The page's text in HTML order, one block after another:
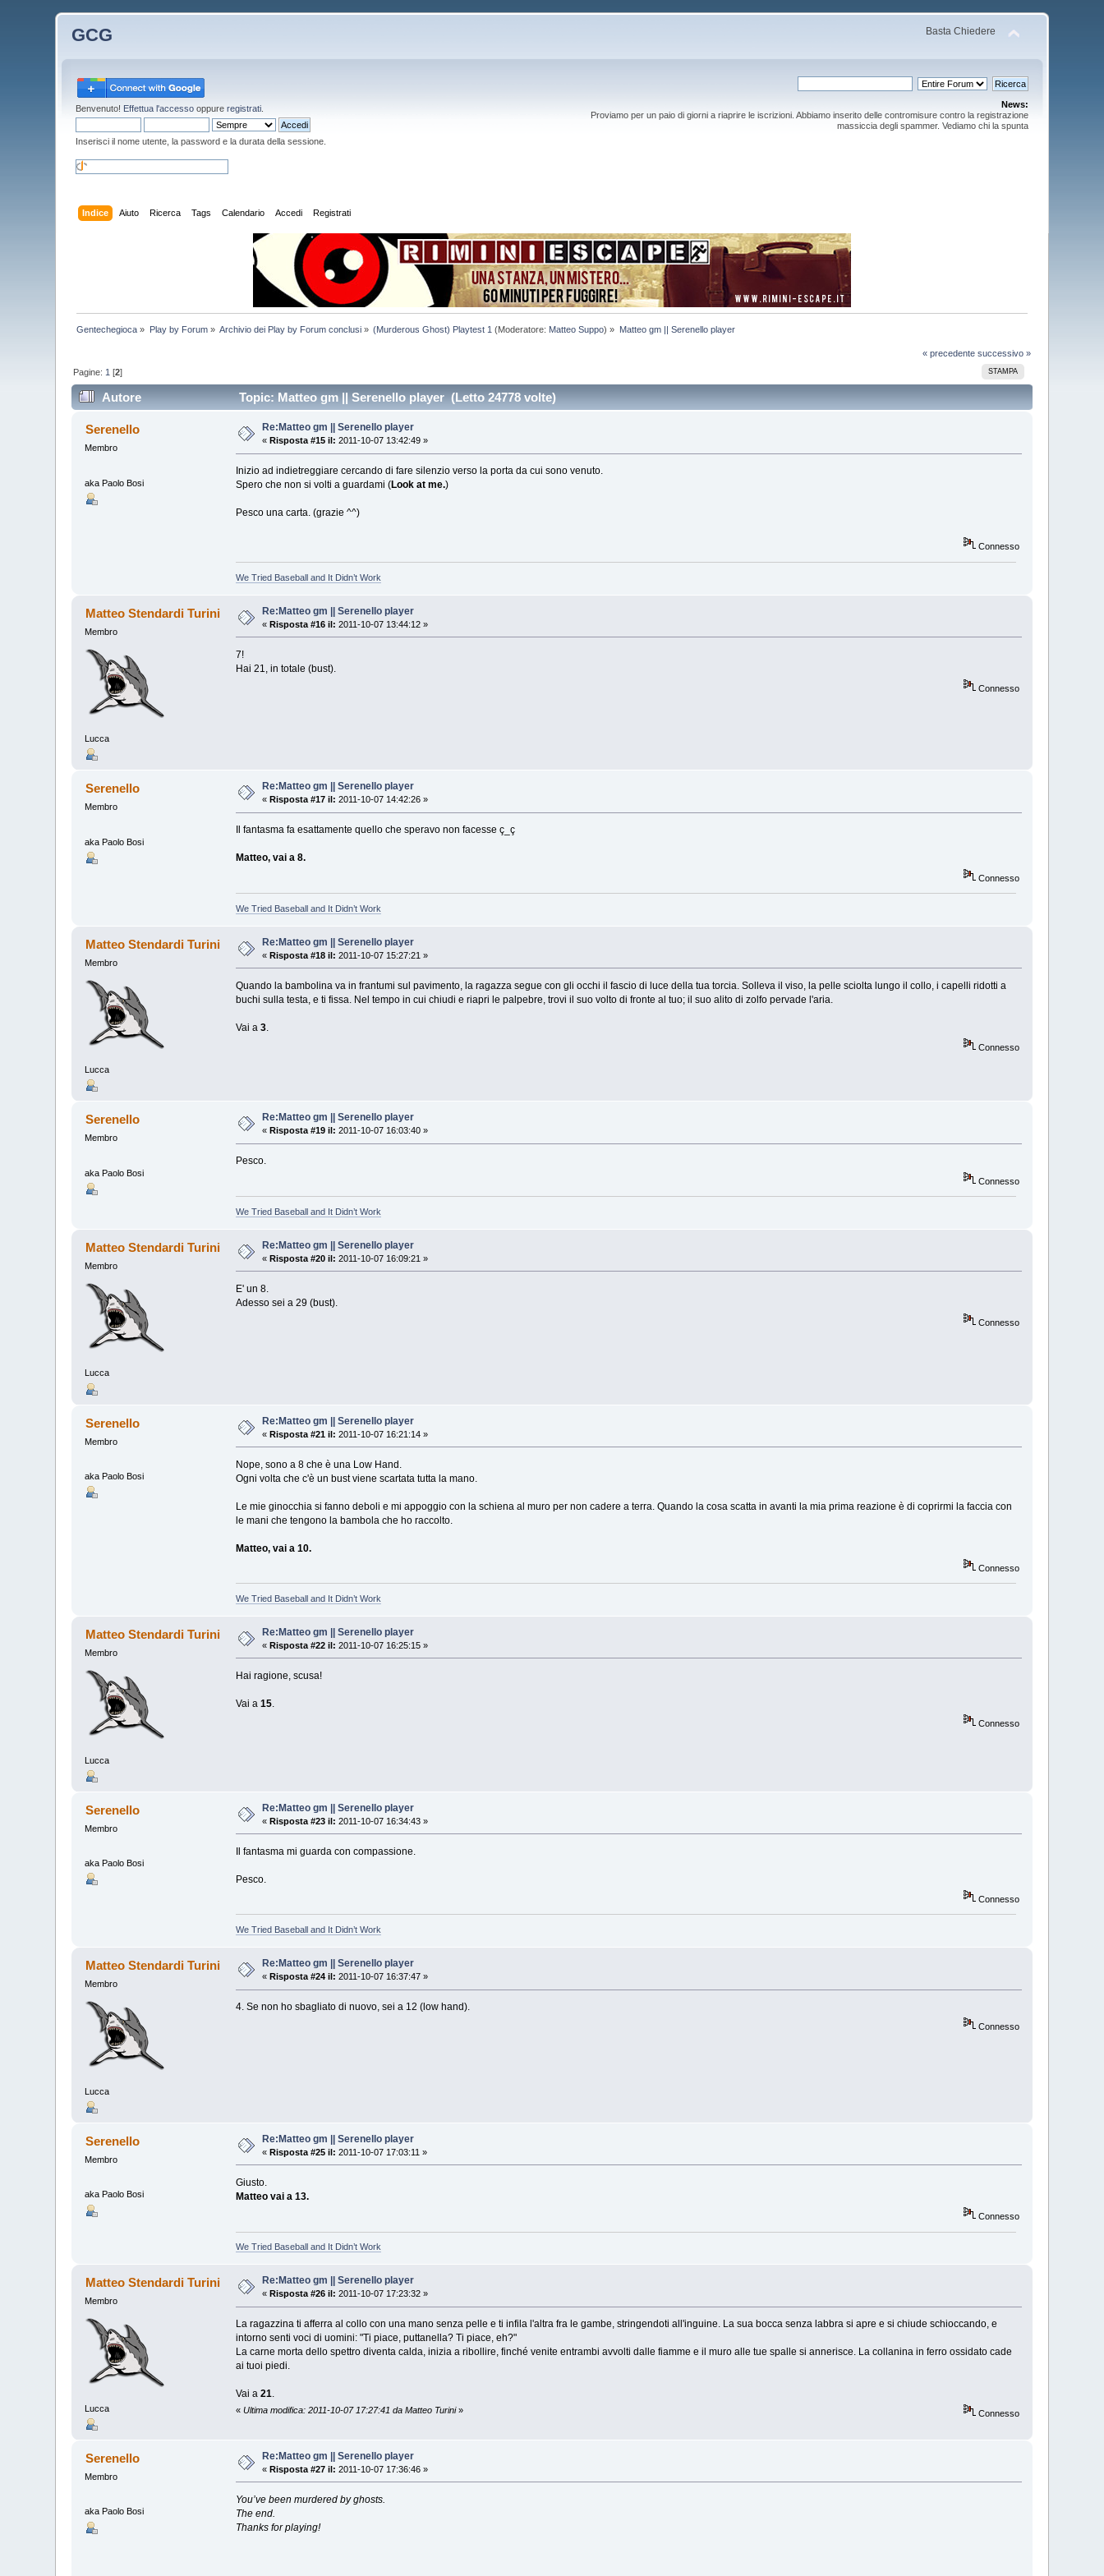
GCG Basta Chiedere
Benvenuto! Effettua l'accesso oppureregistrati
Inserisci il nome utente, la password e la durata della sessione.
News:
Proviamo per un paio di giorni a riaprire le iscrizioni. Abbiamo inserito delle contromisure contro la registrazione
massiccia degli spammer. Vediamo chi la spunta
Indice Aiuto Ricerca Tags Calendario Accedi Registrati
Gentechegioca » Play by Forum» Archivio dei Play by Forum conclusi » (Murderous Ghost) Playtest 1 (Moderatore: Matteo Suppo) » Matteo gm || Serenello player
« precedente successivo »
STAMPA
Pagine: 1 [2]
Autore Topic: Matteo gm || Serenello player (Letto 24778 volte)
Serenello
Membro
aka Paolo Bosi
Re:Matteo gm || Serenello player
« Risposta #15 il: 2011-10-07 13:42:49 »
Inizio ad indietreggiare cercando di fare silenzio verso la porta da cui sono venuto.
Spero che non si volti a guardami (Look at me.)
Pesco una carta. (grazie ^^)
Connesso
We Tried Baseball and It Didn’t Work
Matteo Stendardi Turini
Membro
Lucca
Re:Matteo gm || Serenello player
«Risposta #16 il: 2011-10-07 13:44:12 »
7!
Hai 21, in totale (bust).
Connesso
Serenello
Membro
aka Paolo Bosi
Re:Matteo gm || Serenello player
« Risposta #17 il: 2011-10-07 14:42:26 »
Il fantasma fa esattamente quello che speravo non facesse ç_ç
Matteo, vai a 8.
Connesso
We Tried Baseball and It Didn’t Work
Matteo Stendardi Turini
Membro
Lucca
Re:Matteo gm || Serenello player
«Risposta #18 il: 2011-10-07 15:27:21 »
Quando la bambolina va in frantumi sul pavimento, la ragazza segue con gli occhi il fascio di luce della tua torcia. Solleva il viso, la pelle sciolta lungo il collo, i capelli ridotti a
buchi sulla testa, e ti fissa. Nel tempo in cui chiudi e riapri le palpebre, trovi il suo volto di fronte al tuo; il suo alito di zolfo pervade l'aria.
Vai a 3.
Connesso
Serenello
Membro
aka Paolo Bosi
Re:Matteo gm || Serenello player
« Risposta #19 il: 2011-10-07 16:03:40 »
Pesco.
Connesso
We Tried Baseball and It Didn’t Work
Matteo Stendardi Turini
Membro
Lucca
Re:Matteo gm || Serenello player
«Risposta #20 il: 2011-10-07 16:09:21 »
E' un 8.
Adesso sei a 29 (bust).
Connesso
Serenello
Membro
aka Paolo Bosi
Re:Matteo gm || Serenello player
«Risposta #21 il: 2011-10-07 16:21:14 »
Nope, sono a 8 che è una Low Hand.
Ogni volta che c'è un bust viene scartata tutta la mano.
Le mie ginocchia si fanno deboli e mi appoggio con la schiena al muro per non cadere a terra. Quando la cosa scatta in avanti la mia prima reazione è di coprirmi la faccia con
le mani che tengono la bambola che ho raccolto.
Matteo, vai a 10.
Connesso
We Tried Baseball and It Didn’t Work
Matteo Stendardi Turini
Membro
Lucca
Re:Matteo gm || Serenello player
«Risposta #22 il: 2011-10-07 16:25:15 »
Hai ragione, scusa!
Vai a 15.
Connesso
Serenello
Membro
aka Paolo Bosi
Re:Matteo gm || Serenello player
«Risposta #23 il: 2011-10-07 16:34:43 »
Il fantasma mi guarda con compassione.
Pesco.
Connesso
We Tried Baseball and It Didn’t Work
Matteo Stendardi Turini
Membro
Lucca
Re:Matteo gm || Serenello player
«Risposta #24 il: 2011-10-07 16:37:47 »
4. Se non ho sbagliato di nuovo, sei a 12 (low hand).
Connesso
Serenello
Membro
aka Paolo Bosi
Re:Matteo gm || Serenello player
«Risposta #25 il: 2011-10-07 17:03:11 »
Giusto.
Matteo vai a 13.
Connesso
We Tried Baseball and It Didn’t Work
Matteo Stendardi Turini
Membro
Lucca
Re:Matteo gm || Serenello player
«Risposta #26 il: 2011-10-07 17:23:32 »
La ragazzina ti afferra al collo con una mano senza pelle e ti infila l'altra fra le gambe, stringendoti all'inguine. La sua bocca senza labbra si apre e si chiude schioccando, e
intorno senti voci di uomini: "Ti piace, puttanella? Ti piace, eh?"
La carne morta dello spettro diventa calda, inizia a ribollire, finché venite entrambi avvolti dalle fiamme e il muro alle tue spalle si annerisce. La collanina in ferro ossidato cade
ai tuoi piedi.
Vai a 21.
« Ultima modifica: 2011-10-07 17:27:41 da Matteo Turini» Connesso
Serenello
Membro
aka Paolo Bosi
Re:Matteo gm || Serenello player
«Risposta #27 il: 2011-10-07 17:36:46 »
You’ve been murdered by ghosts.
The end.
Thanks for playing!